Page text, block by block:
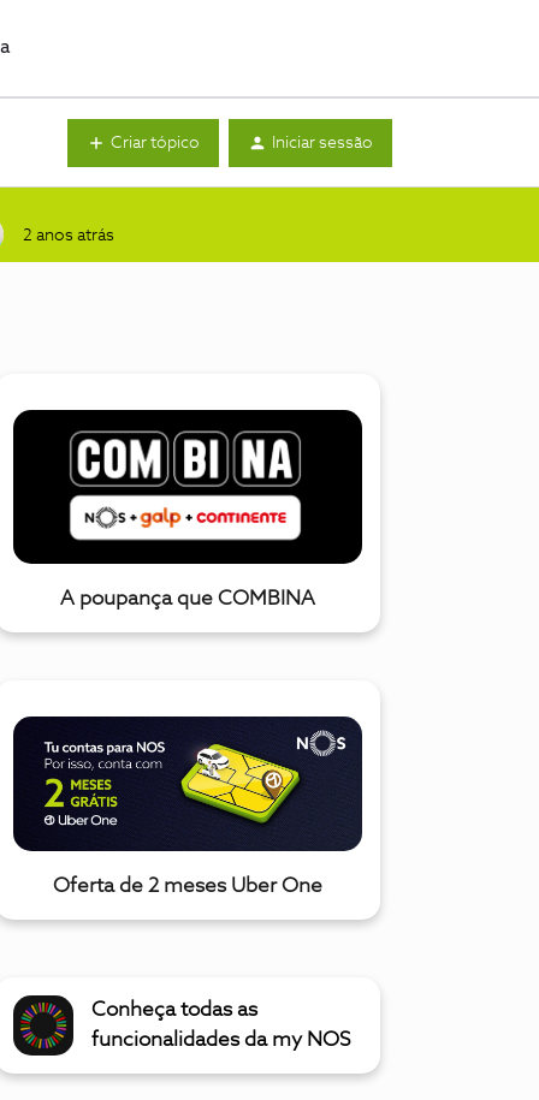
Criar tópico Iniciar sessão
2 anos atrás
A poupança que COMBINA
Oferta de 2 meses Uber One
Conheça todas as
funcionalidades da my NOS